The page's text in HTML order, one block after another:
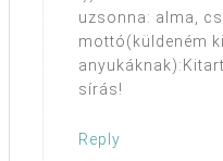
uzsonna: alma,
mottó(küldeném
sírás!
Reply